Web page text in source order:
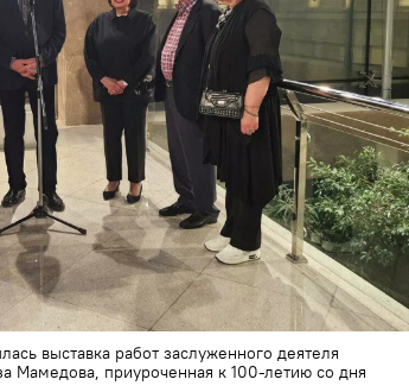
выставка работ заслуженного деятеля
Мамедова, приуроченная к 100-летию со дня